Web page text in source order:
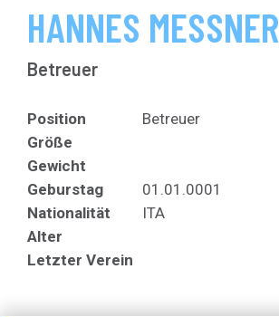
HANNES MESSNER
Betreuer
Position
Betreuer
Größe
Gewicht
Geburstag
01.01.0001
Nationalität
ITA
Alter
Letzter Verein